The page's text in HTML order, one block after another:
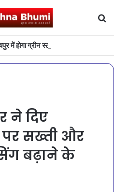
ने दिए
सख्ती और
बढ़ाने के